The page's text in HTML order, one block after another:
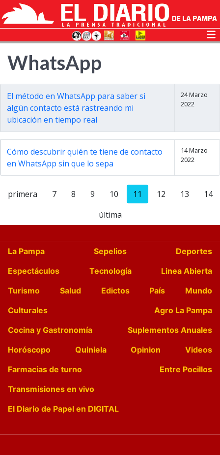
WhatsApp
El método en WhatsApp para saber si
algún contacto está rastreando mi
ubicación en tiempo real
24 Marzo
2022
Cómo descubrir quién te tiene de contacto
en WhatsApp sin que lo sepa
14 Marzo
2022
primera 7 8 9 10 11 12 13
14
última
La Pampa Sepelios
Deportes
Espectáculos
Tecnología
Linea Abierta
Turismo
Salud Edictos País
Mundo
Culturales
Agro La Pampa
Cocina y Gastronomía
Suplementos Anuales
Horóscopo
Quiniela Opinion
Videos
Farmacias de turno
Entre Pocillos
Transmisiones en vivo
El Diario de Papel en DIGITAL